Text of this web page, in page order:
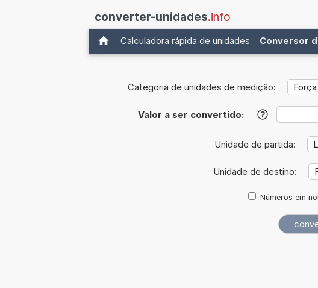
converter-unidades.info
Calculadora rápida de unidades Conversor
Categoria de unidades de medição:
Valor a ser convertido: ?
Unidade de partida:
Unidade de destino:
Números em